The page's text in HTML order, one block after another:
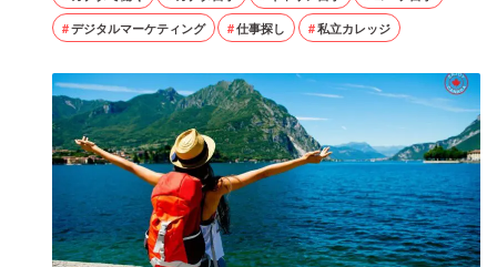
デジタルマーケティング
仕事探し 私立カレッジ